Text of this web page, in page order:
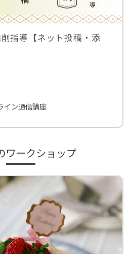
指導【ネット投稿・添
イン通信講座
ワークショップ